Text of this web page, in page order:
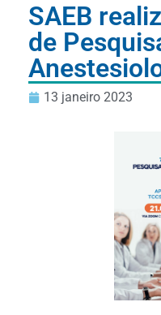
SAEB
de
13 janeiro 2023